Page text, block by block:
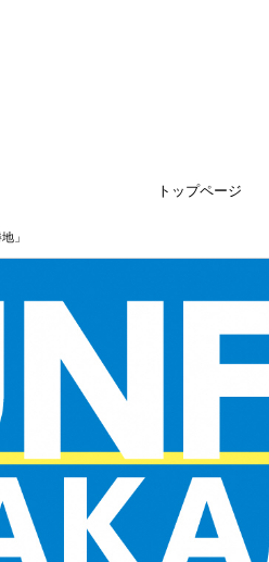
トップページ
」